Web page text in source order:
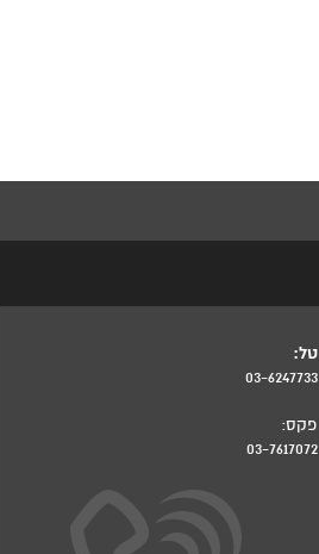
טל:
03-6247733
פקס:
03-7617072